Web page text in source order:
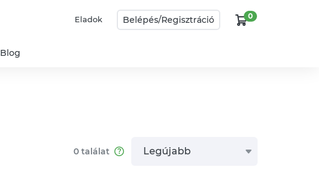
Eladok Belépés/Regisztráció 0
Blog
0 találat Legújabb